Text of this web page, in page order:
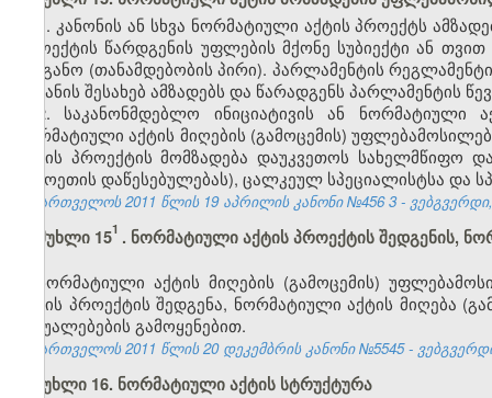
1. კანონის ან სხვა ნორმატიული აქტის პროექტს
პროექტის წარდგენის უფლების მქონე სუბიექტი ან
ორგანო (თანამდებობის პირი). პარლამენტის
შეტანის შესახებ ამზადებს და წარადგენს
2. საკანონმდებლო ინიციატივის ან
ნორმატიული აქტის მიღების (გამოცემის)
აქტის პროექტის მომზადება დაუკვეთოს სახელმწიფო
უცხოეთის დაწესებულებას), ცალკეულ სპეციალისტსა და
საქართველოს 2011 წლის 19 აპრილის კანონი №456 3 -
მუხლი 151 . ნორმატიული აქტის პროექტის შედგენის,
ნორმატიული აქტის მიღების (გამოცემის)
აქტის პროექტის შედგენა, ნორმატიული აქტის მიღება
საშუალებების გამოყენებით.
საქართველოს 2011 წლის 20 დეკემბრის კანონი №5545 -
მუხლი 16. ნორმატიული აქტის სტრუქტურა